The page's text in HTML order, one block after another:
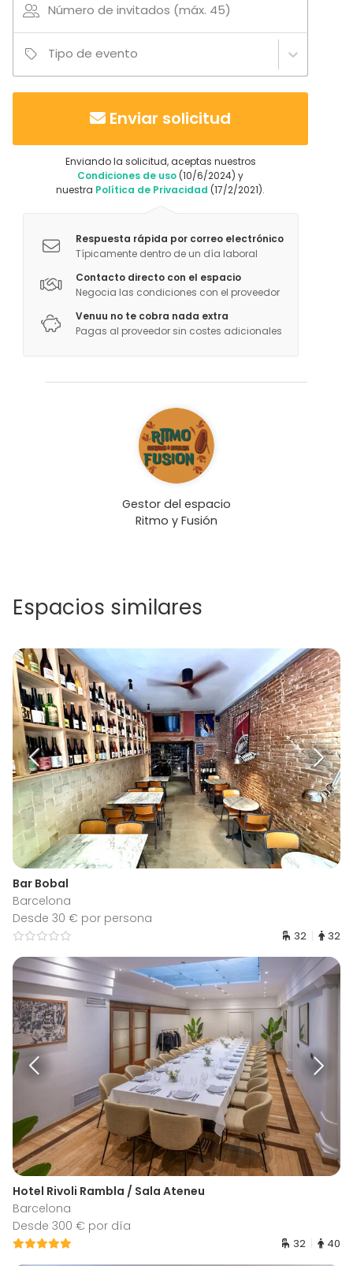
Número de invitados (máx. 45)
Tipo de evento
Enviar solicitud
Enviando la solicitud, aceptas nuestros
Condiciones de uso (10/6/2024) y
nuestra Política de Privacidad (17/2/2021).
Respuesta rápida por correo electrónico
Típicamente dentro de un día laboral
Contacto directo con el espacio
Negocia las condiciones con el proveedor
Venuu no te cobra nada extra
Pagas al proveedor sin costes adicionales
Gestor del espacio
Ritmo y Fusión
Espacios similares
Bar Bobal
Barcelona
Desde 30 € por persona
32 32
Hotel Rivoli Rambla / Sala Ateneu
Barcelona
Desde 300 € por día
32 40